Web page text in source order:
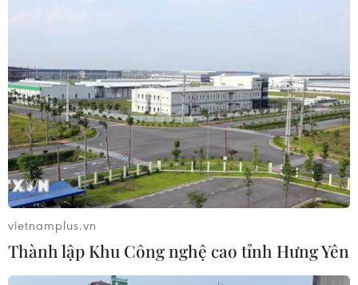
vietnamplus.vn
Thành lập Khu Công nghệ cao tỉnh Hưng Yên